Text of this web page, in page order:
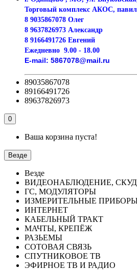
Торговый комплекс АКОС,
8 9035867078 Олег
8 9637826973 Александр
8 9166491726 Евгений
Ежедневно 9.00 - 18.00
E-mail: 5867078@mail.ru
89035867078
89166491726
89637826973
0
Ваша корзина пуста!
Везде
Везде
ВИДЕОНАБЛЮДЕНИЕ, СКУД
ГС, МОДУЛЯТОРЫ
ИЗМЕРИТЕЛЬНЫЕ
ИНТЕРНЕТ
КАБЕЛЬНЫЙ ТРАКТ
МАЧТЫ, КРЕПЁЖ
РАЗЬЕМЫ
СОТОВАЯ СВЯЗЬ
СПУТНИКОВОЕ ТВ
ЭФИРНОЕ ТВ И РАДИО